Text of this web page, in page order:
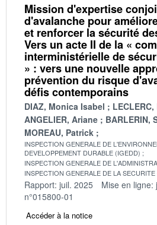
Mission d'expertise
d'avalanche pour
et renforcer la sécurité
Vers un acte II de la «
interministérielle de
» : vers une nouvelle
prévention du risque
défis contemporains
DIAZ, Monica Isabel
ANGELIER, Ariane
BARLERIN,
MOREAU, Patrick
INSPECTION GENERALE DE
DEVELOPPEMENT DURABLE (IGEDD)
INSPECTION GENERALE DE
INSPECTION GENERALE DE LA
Rapport: juil. 2025 Mise en ligne:
n°015800-01
Accéder à la notice